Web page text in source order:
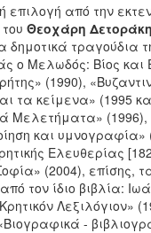
από την
Θεοχάρη Δετοράκη
δημοτικά τραγούδια
ο Mελωδός: Bίος και
(1990),
τα κείμενα» (1995
Mελετήματα» (1996),
και υμνογραφία»
Ελευθερίας
(2004), επίσης,
τον ίδιο βιβλία:
Λεξιλόγιον»
-